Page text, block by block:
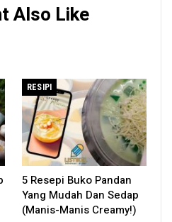
Also Like
RESIPI
5 Resepi Buko Pandan
Yang Mudah Dan Sedap
(Manis-Manis Creamy!)